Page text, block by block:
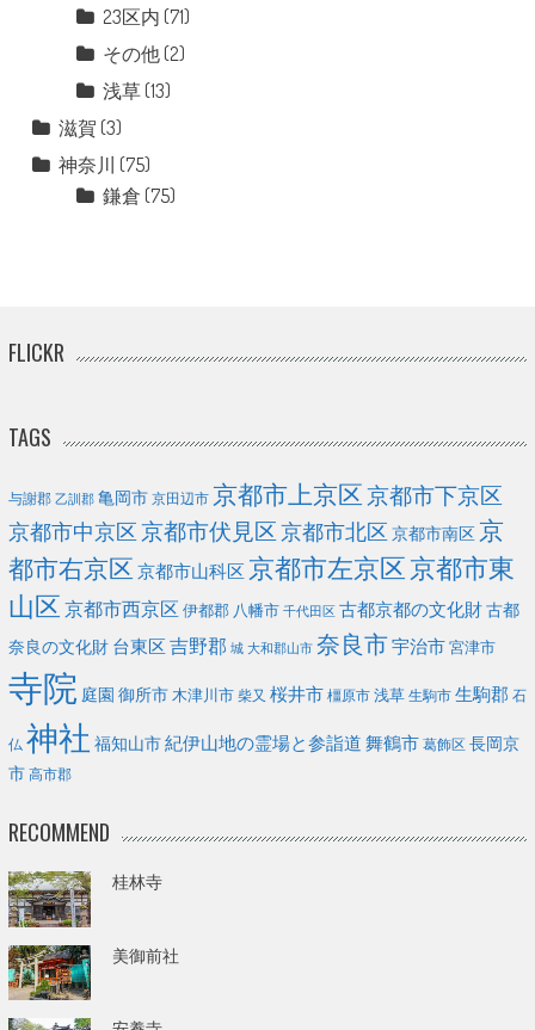
23区内 (71)
その他(2)
浅草(13)
滋賀 (3)
神奈川 (75)
鎌倉 (75)
FLICKR
TAGS
与謝郡 乙訓郡 亀岡市 京田辺市 京都市上京区京都市下京区
京都市中京区京都市伏見区京都市北区 京都市南区 京
都市右京区 京都市山科区 京都市左京区京都市東
山区京都市西京区 伊都郡 八幡市 千代田区 古都京都の文化財古都
奈良の文化財 台東区 吉野郡 城 大和郡山市 奈良市宇治市 宮津市
寺院 庭園 御所市 木津川市 柴又 桜井市 橿原市 浅草 生駒市 生駒郡 石
仏 神社 福知山市紀伊山地の霊場と参詣道 舞鶴市 葛飾区 長岡京
市 高市郡
RECOMMEND
桂林寺
美御前社